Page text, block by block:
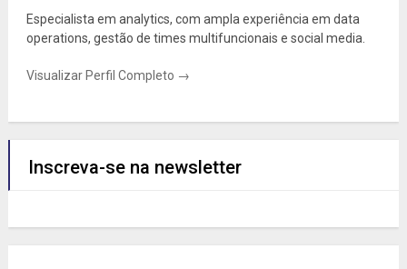
Especialista em analytics, com ampla experiência em data
operations, gestão de times multifuncionais e social media.
Visualizar Perfil Completo →
Inscreva-se na newsletter